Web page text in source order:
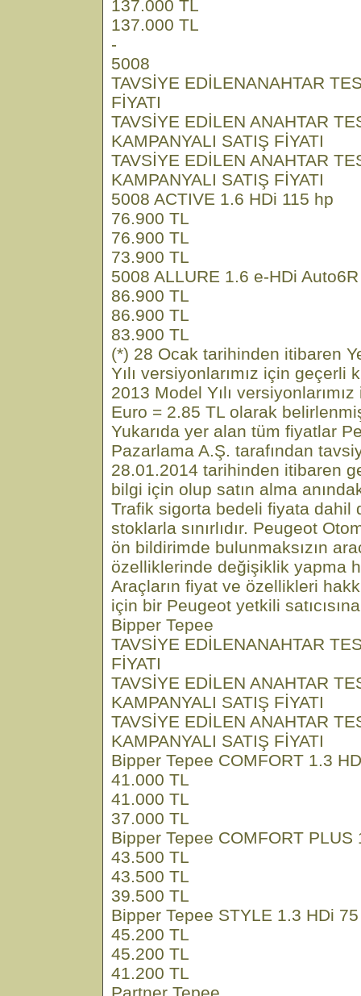
137.000 TL
137.000 TL
-
5008
TAVSİYE EDİLENANAHTAR
FİYATI
TAVSİYE EDİLEN ANAHTAR
KAMPANYALI SATIŞ FİYATI
TAVSİYE EDİLEN ANAHTAR
KAMPANYALI SATIŞ FİYATI
5008 ACTIVE 1.6 HDi 115 hp
76.900 TL
76.900 TL
73.900 TL
5008 ALLURE 1.6 e-HDi
86.900 TL
86.900 TL
83.900 TL
(*) 28 Ocak tarihinden itibaren
Yılı versiyonlarımız için geçerli
2013 Model Yılı
Euro = 2.85 TL olarak
Yukarıda yer alan tüm fiyatlar
Pazarlama A.Ş. tarafından
28.01.2014 tarihinden itibaren
bilgi için olup satın alma
Trafik sigorta bedeli fiyata dahil
stoklarla sınırlıdır. Peugeot
ön bildirimde bulunmaksızın
özelliklerinde değişiklik yapma
Araçların fiyat ve özellikleri
için bir Peugeot yetkili satıcısına
Bipper Tepee
TAVSİYE EDİLENANAHTAR
FİYATI
TAVSİYE EDİLEN ANAHTAR
KAMPANYALI SATIŞ FİYATI
TAVSİYE EDİLEN ANAHTAR
KAMPANYALI SATIŞ FİYATI
Bipper Tepee COMFORT 1.3
41.000 TL
41.000 TL
37.000 TL
Bipper Tepee COMFORT PLUS
43.500 TL
43.500 TL
39.500 TL
Bipper Tepee STYLE 1.3 HDi
45.200 TL
45.200 TL
41.200 TL